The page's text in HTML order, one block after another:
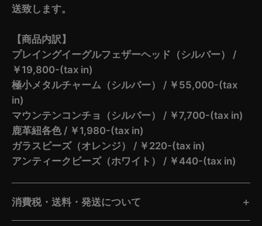
送致します。
【商品内訳】
プレイングイーグルフェザーヘッド（シルバー） /
￥19,800-(tax in)
極小メタルチャーム（シルバー） / ￥55,000-(tax
in)
マウンテンコンチョ（シルバー） / ￥7,700-(tax in)
鹿革紐各色 / ￥1,980-(tax in)
ガラスビーズ（オレンジ） / ￥220-(tax in)
アンティークビーズ（ホワイト） / ￥440-(tax in)
消費税・送料・発送について